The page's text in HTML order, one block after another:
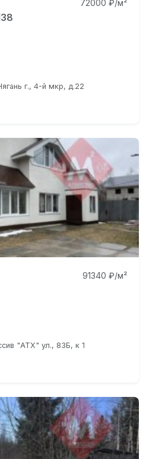
72000 ₽/м²
г., 4-й мкр, д.22
91340 ₽/м²
"АТХ" ул., 83Б, к 1